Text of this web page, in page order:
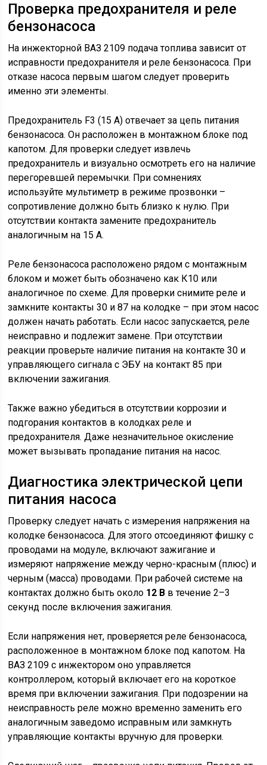
Проверка предохранителя и реле
бензонасоса
На инжекторной ВАЗ 2109 подача топлива зависит от
исправности предохранителя и реле бензонасоса. При
отказе насоса первым шагом следует проверить
именно эти элементы.
Предохранитель F3 (15 А) отвечает за цепь питания
бензонасоса. Он расположен в монтажном блоке под
капотом. Для проверки следует извлечь
предохранитель и визуально осмотреть его на наличие
перегоревшей перемычки. При сомнениях
используйте мультиметр в режиме прозвонки –
сопротивление должно быть близко к нулю. При
отсутствии контакта замените предохранитель
аналогичным на 15 А.
Реле бензонасоса расположено рядом с монтажным
блоком и может быть обозначено как К10 или
аналогичное по схеме. Для проверки снимите реле и
замкните контакты 30 и 87 на колодке – при этом насос
должен начать работать. Если насос запускается, реле
неисправно и подлежит замене. При отсутствии
реакции проверьте наличие питания на контакте 30 и
управляющего сигнала с ЭБУ на контакт 85 при
включении зажигания.
Также важно убедиться в отсутствии коррозии и
подгорания контактов в колодках реле и
предохранителя. Даже незначительное окисление
может вызывать пропадание питания на насос.
Диагностика электрической цепи
питания насоса
Проверку следует начать с измерения напряжения на
колодке бензонасоса. Для этого отсоединяют фишку с
проводами на модуле, включают зажигание и
измеряют напряжение между черно-красным (плюс) и
черным (масса) проводами. При рабочей системе на
контактах должно быть около 12 В в течение 2–3
секунд после включения зажигания.
Если напряжения нет, проверяется реле бензонасоса,
расположенное в монтажном блоке под капотом. На
ВАЗ 2109 с инжектором оно управляется
контроллером, который включает его на короткое
время при включении зажигания. При подозрении на
неисправность реле можно временно заменить его
аналогичным заведомо исправным или замкнуть
управляющие контакты вручную для проверки.